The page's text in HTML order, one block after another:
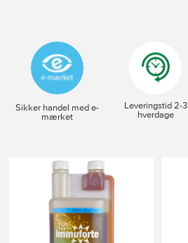
Sikker handel med e-
mærket
Leveringstid 2-3
hverdage